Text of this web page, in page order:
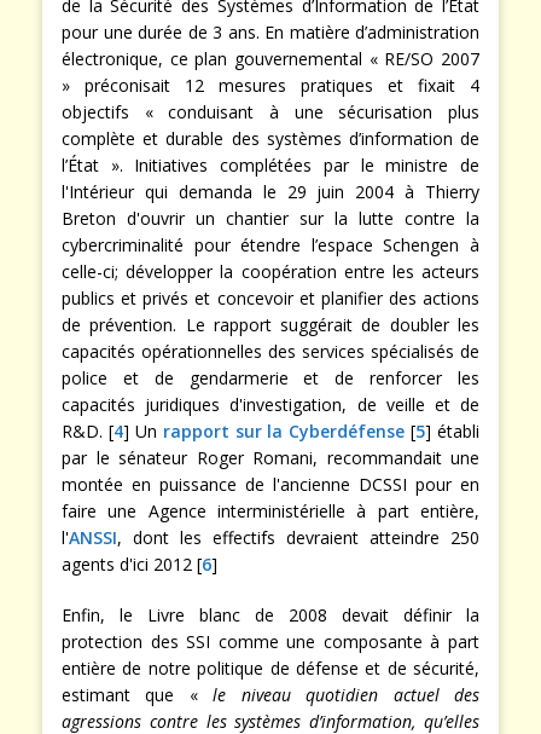
de la Sécurité des Systèmes d’Information de l’État
pour une durée de 3 ans. En matière d’administration
électronique, ce plan gouvernemental « RE/SO 2007
» préconisait 12 mesures pratiques et fixait 4
objectifs « conduisant à une sécurisation plus
complète et durable des systèmes d’information de
l’État ». Initiatives complétées par le ministre de
l'Intérieur qui demanda le 29 juin 2004 à Thierry
Breton d'ouvrir un chantier sur la lutte contre la
cybercriminalité pour étendre l’espace Schengen à
celle-ci; développer la coopération entre les acteurs
publics et privés et concevoir et planifier des actions
de prévention. Le rapport suggérait de doubler les
capacités opérationnelles des services spécialisés de
police et de gendarmerie et de renforcer les
capacités juridiques d'investigation, de veille et de
R&D. [4] Un rapport sur la Cyberdéfense [5] établi
par le sénateur Roger Romani, recommandait une
montée en puissance de l'ancienne DCSSI pour en
faire une Agence interministérielle à part entière,
l'ANSSI, dont les effectifs devraient atteindre 250
agents d'ici 2012 [6]
Enfin, le Livre blanc de 2008 devait définir la
protection des SSI comme une composante à part
entière de notre politique de défense et de sécurité,
estimant que «le niveau quotidien actuel des
agressions contre les systèmes d’information, qu’elles